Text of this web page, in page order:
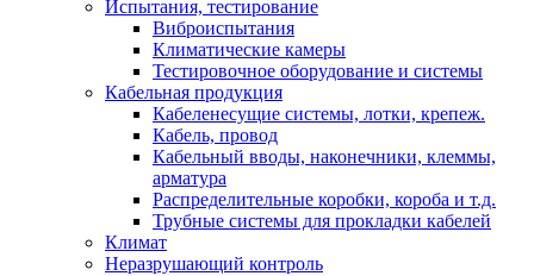
Испытания, тестирование
Виброиспытания
Климатические камеры
Тестировочное оборудование и системы
Кабельная продукция
Кабеленесущие системы, лотки, крепеж.
Кабель, провод
Кабельный вводы, наконечники, клеммы,
арматура
Распределительные коробки, короба и т.д.
Трубные системы для прокладки кабелей
Климат
Неразрушающий контроль